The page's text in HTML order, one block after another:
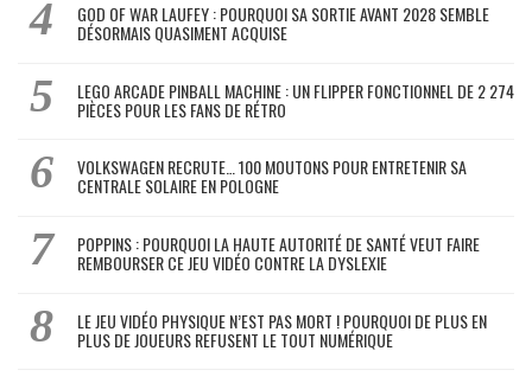
GOD OF WAR LAUFEY : POURQUOI SA SORTIE AVANT 2028 SEMBLE
DÉSORMAIS QUASIMENT ACQUISE
LEGO ARCADE PINBALL MACHINE : UN FLIPPER FONCTIONNEL DE 2 274
PIÈCES POUR LES FANS DE RÉTRO
VOLKSWAGEN RECRUTE… 100 MOUTONS POUR ENTRETENIR SA
CENTRALE SOLAIRE EN POLOGNE
POPPINS : POURQUOI LA HAUTE AUTORITÉ DE SANTÉ VEUT FAIRE
REMBOURSER CE JEU VIDÉO CONTRE LA DYSLEXIE
LE JEU VIDÉO PHYSIQUE N’EST PAS MORT ! POURQUOI DE PLUS EN
PLUS DE JOUEURS REFUSENT LE TOUT NUMÉRIQUE